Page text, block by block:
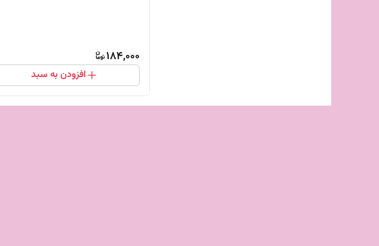
184,000
افزودن به سبد